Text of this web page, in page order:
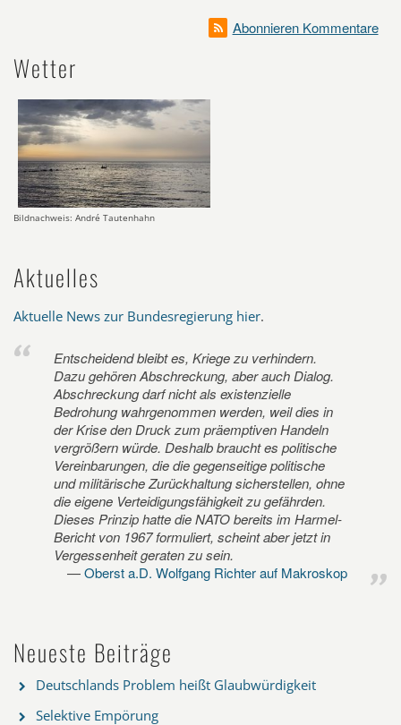
Abonnieren Kommentare
Wetter
Bildnachweis: André Tautenhahn
Aktuelles
Aktuelle News zur Bundesregierung hier.
Entscheidend bleibt es, Kriege zu verhindern.
Dazu gehören Abschreckung, aber auch Dialog.
Abschreckung darf nicht als existenzielle
Bedrohung wahrgenommen werden, weil dies in
der Krise den Druck zum präemptiven Handeln
vergrößern würde. Deshalb braucht es politische
Vereinbarungen, die die gegenseitige politische
und militärische Zurückhaltung sicherstellen, ohne
die eigene Verteidigungsfähigkeit zu gefährden.
Dieses Prinzip hatte die NATO bereits im Harmel-
Bericht von 1967 formuliert, scheint aber jetzt in
Vergessenheit geraten zu sein.
Oberst a.D. Wolfgang Richter auf Makroskop
Neueste Beiträge
Deutschlands Problem heißt Glaubwürdigkeit
Selektive Empörung